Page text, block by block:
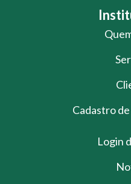
Cadastro
Login